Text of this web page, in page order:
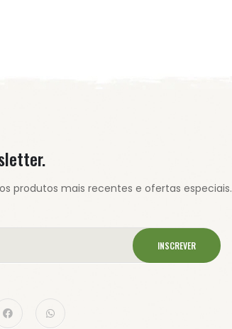
produtos mais recentes e ofertas especiais.
INSCREVER